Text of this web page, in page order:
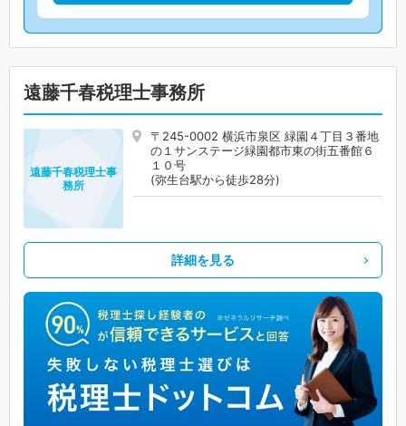
遠藤千春税理士事務所
〒245-0002 横浜市泉区 緑園４丁目３番地
の１サンステージ緑園都市東の街五番館６
１０号
(弥生台駅から徒歩28分)
遠藤千春税理士事
務所
詳細を見る